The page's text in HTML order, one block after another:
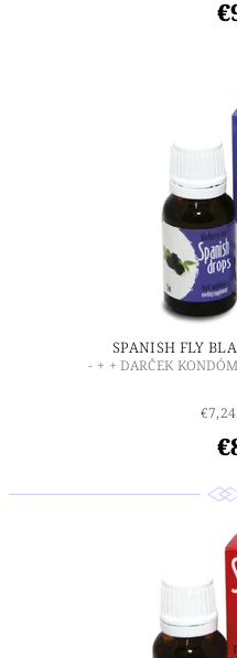
SPANISH FLY
- + + DARČEK